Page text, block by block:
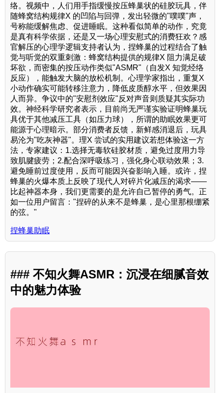
络。视频中，人们用手指缓慢按压蜂巢状的硅胶玩具，伴
随蜂窝结构规律X 的凹陷与回弹，发出轻微的"噗噗"声，
号称能缓解焦虑、促进睡眠。这种看似简单的动作，究竟
是真有科学依据，还是又一场心理安慰式的消费狂欢？感
官解压的心理学逻辑支持者认为，捏蜂巢的过程结合了触
觉与听觉的双重刺激：蜂窝结构提供的规律X 阻力满足破
坏欲，而密集的按压动作类似"ASMR"（自发X 知觉经络
反应），能触发大脑的放松机制。心理学家指出，重复X
小动作确实可能转移注意力，降低皮质醇水平，但效果因
人而异。争议中的"安慰剂效应"反对声音则质疑其实际功
效。神经科学研究者表示，目前尚无严谨实验证明蜂巢玩
具优于其他减压工具（如压力球），所谓的助眠效果更可
能源于心理暗示。部分消费者反馈，新鲜感消退后，玩具
易沦为"吃灰神器"。理X 尝试的实用建议若想体验这一方
法，专家建议：1.选择无毒软硅胶材质，避免过度用力导
致肌腱疲劳；2.配合深呼吸练习，强化身心联动效果；3.
避免睡前过度使用，反而可能因兴奋影响入睡。或许，捏
蜂巢的火爆本质上反映了现代人对碎片化减压的渴求——
比起神器本身，我们更需要的是允许自己暂停的勇气。正
如一位用户留言："捏碎的从来不是蜂巢，是心里那根绷紧
的弦。"
捏蜂巢助眠
### 不知火舞ASMR：沉浸在细腻音效
中的魅力体验